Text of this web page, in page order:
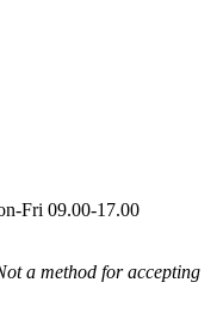
Fri 09.00-17.00
a method for accepting